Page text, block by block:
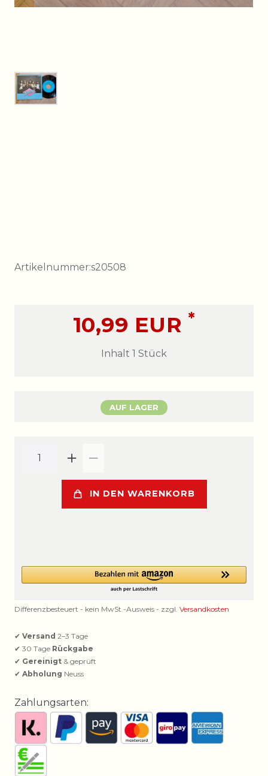
Artikelnummer:s20508
10,99 EUR *
Inhalt 1 Stück
AUF LAGER
IN DEN WARENKORB
Differenzbesteuert - kein MwSt.-Ausweis - zzgl. Versandkosten
✔ Versand 2–3 Tage
✔ 30 Tage Rückgabe
✔ Gereinigt & geprüft
✔ Abholung Neuss
Zahlungsarten: